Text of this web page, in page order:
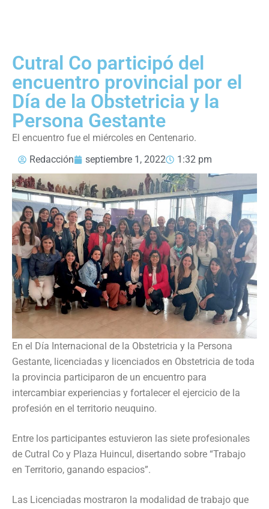
Cutral Co participó del
encuentro provincial por el
Día de la Obstetricia y la
Persona Gestante
El encuentro fue el miércoles en Centenario.
Redacción
septiembre 1, 2022 1:32 pm
En el Día Internacional de la Obstetricia y la Persona
Gestante, licenciadas y licenciados en Obstetricia de toda
la provincia participaron de un encuentro para
intercambiar experiencias y fortalecer el ejercicio de la
profesión en el territorio neuquino.
Entre los participantes estuvieron las siete profesionales
de Cutral Co y Plaza Huincul, disertando sobre “Trabajo
en Territorio, ganando espacios”.
Las Licenciadas mostraron la modalidad de trabajo que